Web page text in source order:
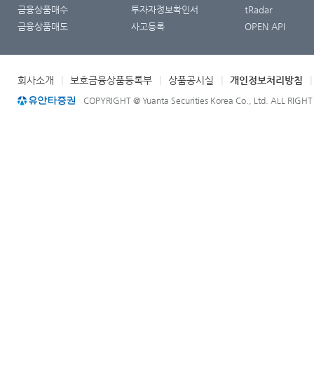
금융상품매수
금융상품매도
투자자정보확인서
사고등록
tRadar
OPEN API
회사소개 보호금융상품등록부 상품공시실 개인정보처리방침
COPYRIGHT @ Yuanta Securities Korea Co., Ltd. ALL RIGHT